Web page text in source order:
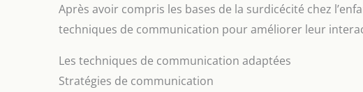
Après avoir compris les bases de la surdicécité chez
techniques de communication pour améliorer leur
Les techniques de communication adaptées
Stratégies de communication